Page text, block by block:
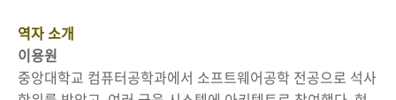
역자 소개
이용원
중앙대학교 컴퓨터공학과에서 소프트웨어공학 전공으로 석사